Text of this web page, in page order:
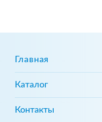
Главная
Каталог
Контакты